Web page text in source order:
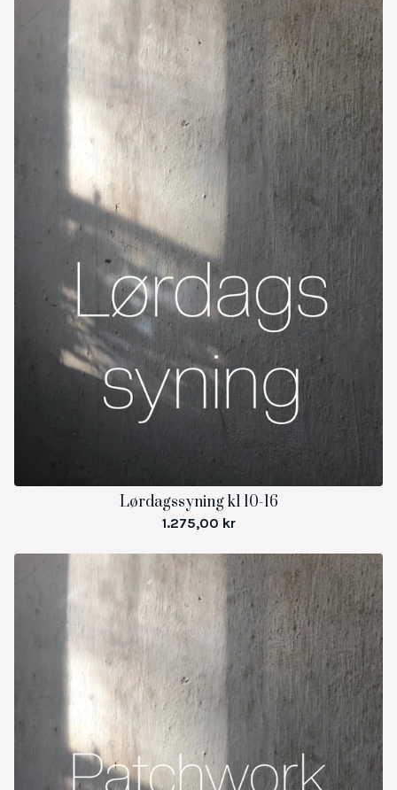
Lørdagssyning kl 10-16
1.275,00 kr